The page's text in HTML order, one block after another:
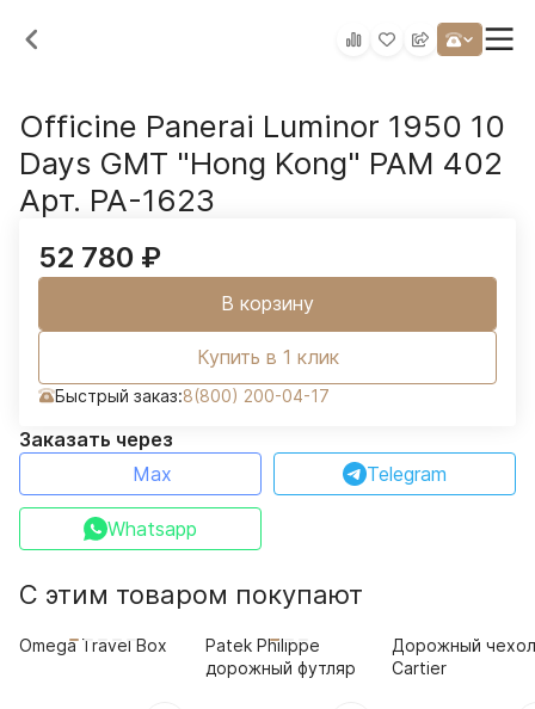
Officine Panerai Luminor 1950 10
Days GMT "Hong Kong" PAM 402
Арт. PA-1623
52 780 ₽
В корзину
Купить в 1 клик
Быстрый заказ:8(800) 200-04-17
Заказать через
Max
Telegram
Whatsapp
С этим товаром покупают
Omega Travel Box
Patek Philippe
дорожный футляр
Дорожный чехол
Cartier